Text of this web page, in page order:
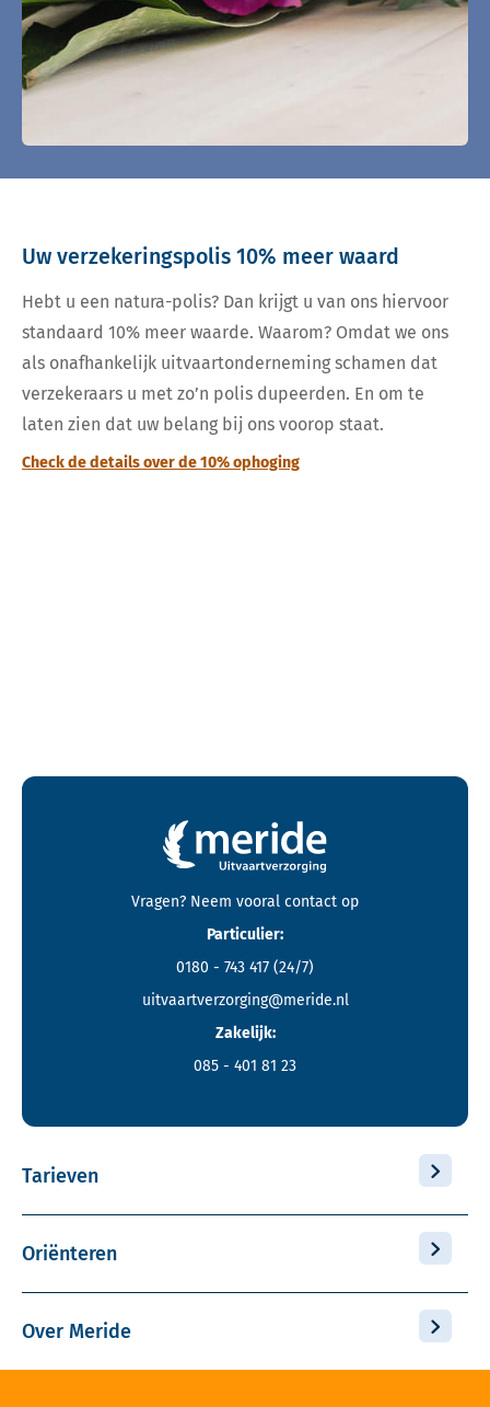
Uw verzekeringspolis 10% meer waard
Hebt u een natura-polis? Dan krijgt u van ons hiervoor
standaard 10% meer waarde. Waarom? Omdat we ons
als onafhankelijk uitvaartonderneming schamen dat
verzekeraars u met zo’n polis dupeerden. En om te
laten zien dat uw belang bij ons voorop staat.
Check de details over de 10% ophoging
Contactgegevens en footer menu van Meride
Vragen? Neem vooral contact op
Particulier:
0180 - 743 417 (24/7)
uitvaartverzorging@meride.nl
Zakelijk:
085 - 401 81 23
Tarieven
Oriënteren
Over Meride